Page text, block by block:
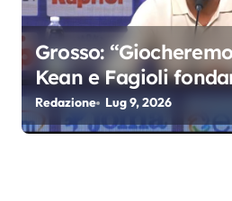
Grosso:
Kean e Fagioli
grande colpo”
Redazione Lug 9, 2026